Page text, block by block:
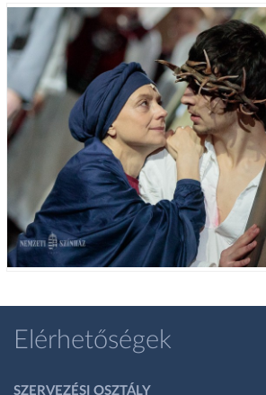
Elérhetőségek
SZERVEZÉSI OSZTÁLY